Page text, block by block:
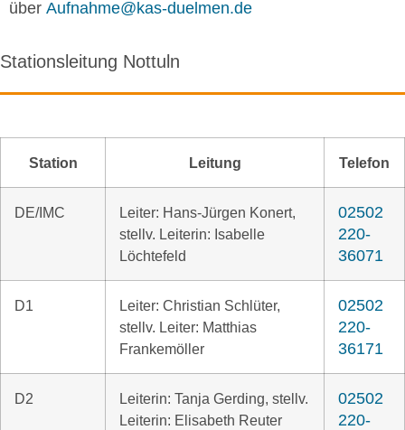
über Aufnahme@kas-duelmen.de
Stationsleitung Nottuln
Station Leitung Telefon
DE/IMC
Leiter: Hans-Jürgen Konert,
stellv. Leiterin: Isabelle
Löchtefeld
02502
220-
36071
D1
Leiter: Christian Schlüter,
stellv. Leiter: Matthias
Frankemöller
02502
220-
36171
D2
Leiterin: Tanja Gerding, stellv.
Leiterin: Elisabeth Reuter
02502
220-